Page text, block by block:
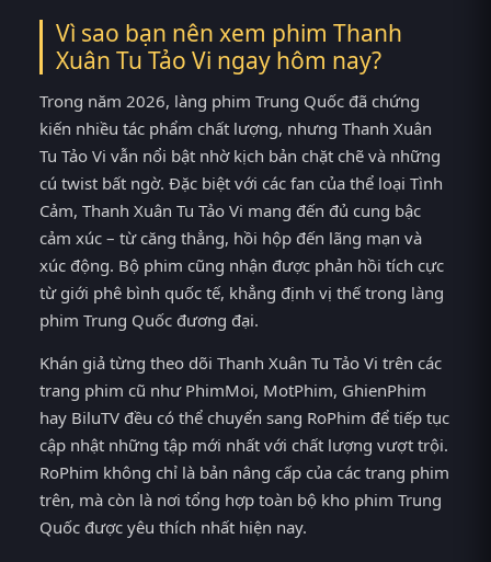
Vì sao bạn nên xem phim Thanh
Xuân Tu Tảo Vi ngay hôm nay?
Trong năm 2026, làng phim Trung Quốc đã chứng
kiến nhiều tác phẩm chất lượng, nhưng Thanh Xuân
Tu Tảo Vi vẫn nổi bật nhờ kịch bản chặt chẽ và những
cú twist bất ngờ. Đặc biệt với các fan của thể loại Tình
Cảm, Thanh Xuân Tu Tảo Vi mang đến đủ cung bậc
cảm xúc – từ căng thẳng, hồi hộp đến lãng mạn và
xúc động. Bộ phim cũng nhận được phản hồi tích cực
từ giới phê bình quốc tế, khẳng định vị thế trong làng
phim Trung Quốc đương đại.
Khán giả từng theo dõi Thanh Xuân Tu Tảo Vi trên các
trang phim cũ như PhimMoi, MotPhim, GhienPhim
hay BiluTV đều có thể chuyển sang RoPhim để tiếp tục
cập nhật những tập mới nhất với chất lượng vượt trội.
RoPhim không chỉ là bản nâng cấp của các trang phim
trên, mà còn là nơi tổng hợp toàn bộ kho phim Trung
Quốc được yêu thích nhất hiện nay.